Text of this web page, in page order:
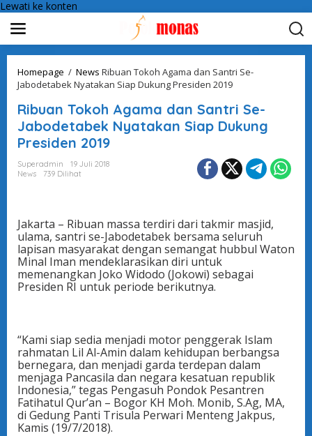
Lewati ke konten
Homepage / News Ribuan Tokoh Agama dan Santri Se-
Jabodetabek Nyatakan Siap Dukung Presiden 2019
Ribuan Tokoh Agama dan Santri Se-
Jabodetabek Nyatakan Siap Dukung
Presiden 2019
Superadmin
19 Juli 2018
News
739 Dilihat
Jakarta – Ribuan massa terdiri dari takmir masjid,
ulama, santri se-Jabodetabek bersama seluruh
lapisan masyarakat dengan semangat hubbul Waton
Minal Iman mendeklarasikan diri untuk
memenangkan Joko Widodo (Jokowi) sebagai
Presiden RI untuk periode berikutnya.
“Kami siap sedia menjadi motor penggerak Islam
rahmatan Lil Al-Amin dalam kehidupan berbangsa
bernegara, dan menjadi garda terdepan dalam
menjaga Pancasila dan negara kesatuan republik
Indonesia,” tegas Pengasuh Pondok Pesantren
Fatihatul Qur’an – Bogor KH Moh. Monib, S.Ag, MA,
di Gedung Panti Trisula Perwari Menteng Jakpus,
Kamis (19/7/2018).